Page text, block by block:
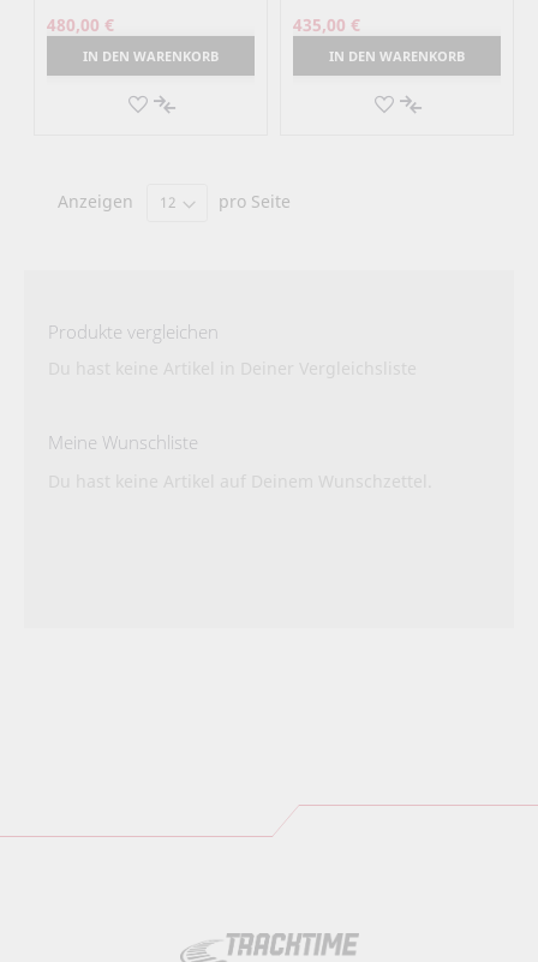
480,00 €
IN DEN WARENKORB
AUF
435,00 €
IN DEN WARENKORB
AUF
Anzeigen pro Seite
Produkte vergleichen
Meine Wunschliste